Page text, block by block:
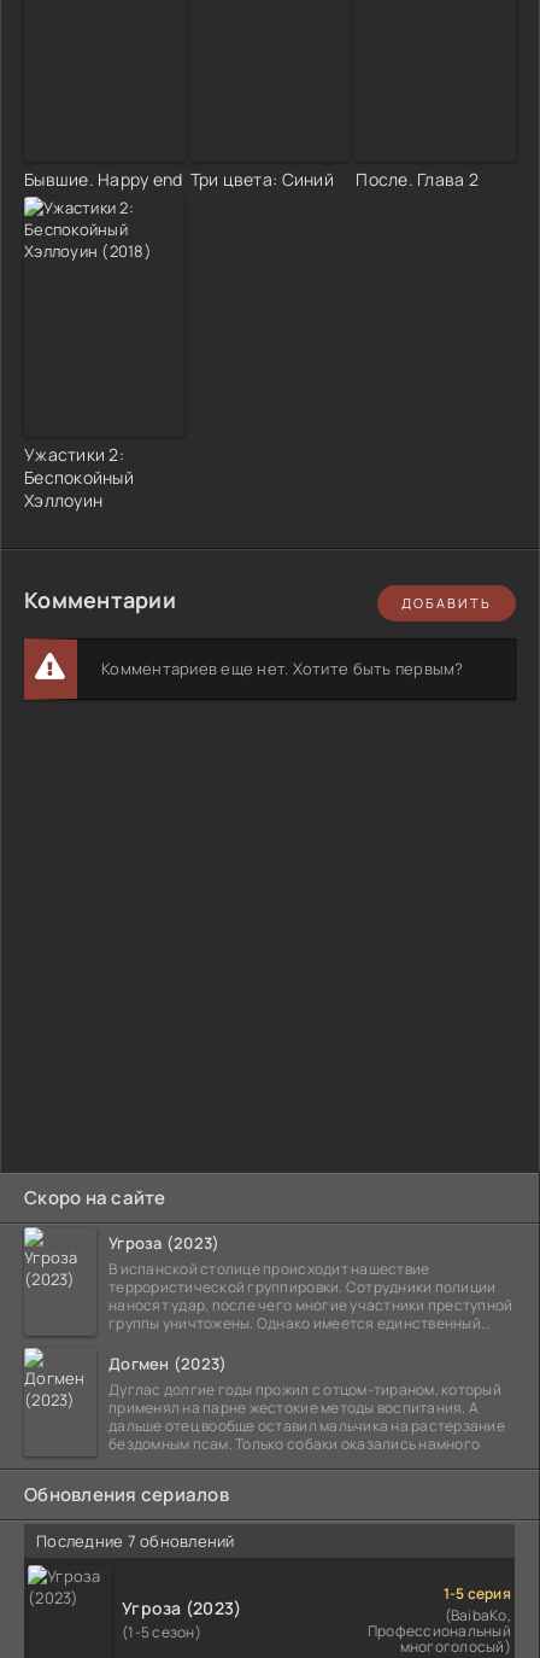
Скоро на сайте
Угроза (2023)
В испанской столице происходит нашествие
террористической группировки. Сотрудники полиции
наносят удар, после чего многие участники преступной
группы уничтожены. Однако имеется единственный
Догмен (2023)
Дуглас долгие годы прожил с отцом-тираном, который
применял на парне жестокие методы воспитания. А
дальше отец вообще оставил мальчика на растерзание
бездомным псам. Только собаки оказались намного
Обновления сериалов
Последние 7 обновлений
Угроза (2023)
(1-5 сезон)
1-5 серия
(BaibaKo,
Профессиональный
многоголосый)
Бывшие. Happy end Три цвета: Синий После. Глава 2
Ужастики 2:
Беспокойный
Хэллоуин
Комментарии ДОБАВИТЬ
Комментариев еще нет. Хотите быть первым?